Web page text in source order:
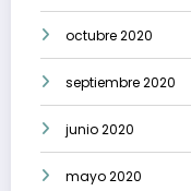
octubre 2020
septiembre 2020
junio 2020
mayo 2020